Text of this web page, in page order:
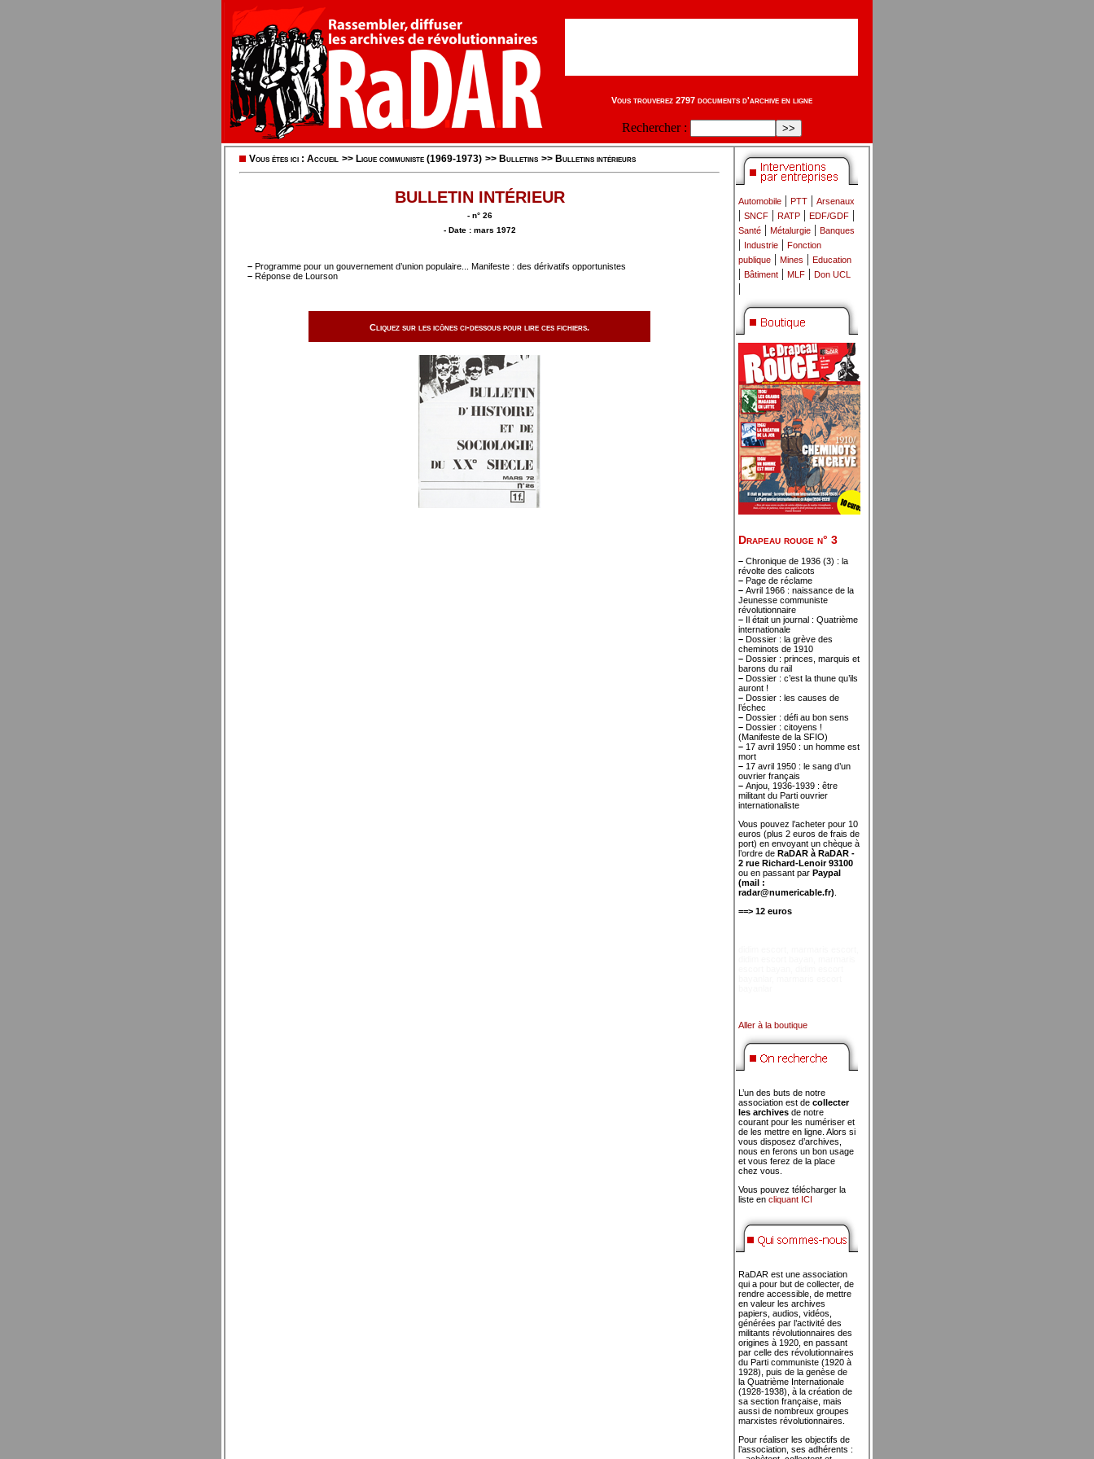
Vous trouverez 2797 documents d'archive en ligne
Rechercher :
Vous êtes ici : Accueil >> Ligue communiste (1969-1973) >> Bulletins >> Bulletins intérieurs
BULLETIN INTÉRIEUR
- n° 26
- Date : mars 1972
– Programme pour un gouvernement d’union populaire... Manifeste : des dérivatifs opportunistes
– Réponse de Lourson
Cliquez sur les icônes ci-dessous pour lire ces fichiers.
Automobile | PTT | Arsenaux
| SNCF | RATP | EDF/GDF |
Santé | Métalurgie | Banques
| Industrie | Fonction
publique | Mines | Education
| Bâtiment | MLF | Don UCL
|
Drapeau rouge n° 3
– Chronique de 1936 (3) : la
révolte des calicots
– Page de réclame
– Avril 1966 : naissance de la
Jeunesse communiste
révolutionnaire
– Il était un journal : Quatrième
internationale
– Dossier : la grève des
cheminots de 1910
– Dossier : princes, marquis et
barons du rail
– Dossier : c’est la thune qu’ils
auront !
– Dossier : les causes de
l’échec
– Dossier : défi au bon sens
– Dossier : citoyens !
(Manifeste de la SFIO)
– 17 avril 1950 : un homme est
mort
– 17 avril 1950 : le sang d’un
ouvrier français
– Anjou, 1936-1939 : être
militant du Parti ouvrier
internationaliste
Vous pouvez l’acheter pour 10
euros (plus 2 euros de frais de
port) en envoyant un chèque à
l’ordre de RaDAR à RaDAR -
2 rue Richard-Lenoir 93100
ou en passant par Paypal
(mail :
radar@numericable.fr)
==> 12 euros
Aller à la boutique
L’un des buts de notre
association est de collecter
les archives de notre
courant pour les numériser et
de les mettre en ligne. Alors si
vous disposez d’archives,
nous en ferons un bon usage
et vous ferez de la place
chez vous.
Vous pouvez télécharger la
liste en cliquant ICI
RaDAR est une association
qui a pour but de collecter, de
rendre accessible, de mettre
en valeur les archives
papiers, audios, vidéos,
générées par l’activité des
militants révolutionnaires des
origines à 1920, en passant
par celle des révolutionnaires
du Parti communiste (1920 à
1928), puis de la genèse de
la Quatrième Internationale
(1928-1938), à la création de
sa section française, mais
aussi de nombreux groupes
marxistes révolutionnaires.
Pour réaliser les objectifs de
l’association, ses adhérents :